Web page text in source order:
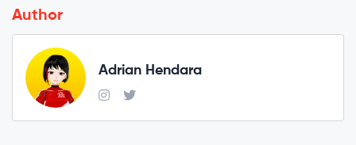
Author
Adrian Hendara